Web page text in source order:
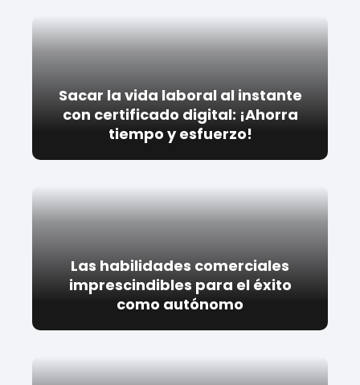
Sacar la vida laboral al instante
con certificado digital: ¡Ahorra
tiempo y esfuerzo!
Las habilidades comerciales
imprescindibles para el éxito
como autónomo